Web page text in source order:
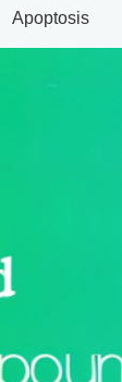
Apoptosis